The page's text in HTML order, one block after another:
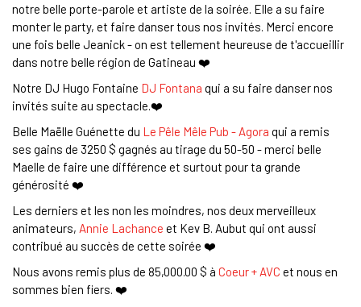
notre belle porte-parole et artiste de la soirée. Elle a su faire
monter le party, et faire danser tous nos invités. Merci encore
une fois belle Jeanick - on est tellement heureuse de t'accueillir
dans notre belle région de Gatineau ❤️
Notre DJ Hugo Fontaine DJ Fontana qui a su faire danser nos
invités suite au spectacle.❤️
Belle Maëlle Guénette du Le Pêle Mêle Pub - Agora qui a remis
ses gains de 3250 $ gagnés au tirage du 50-50 - merci belle
Maelle de faire une différence et surtout pour ta grande
générosité ❤️
Les derniers et les non les moindres, nos deux merveilleux
animateurs, Annie Lachance et Kev B. Aubut qui ont aussi
contribué au succès de cette soirée ❤️
Nous avons remis plus de 85,000.00 $ à Coeur + AVC et nous en
sommes bien fiers. ❤️